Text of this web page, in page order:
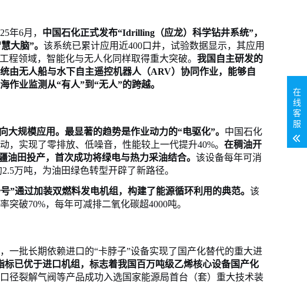
年6月， 中国石化正式发布“Idrilling（应龙）科学钻井系统”，
大脑”。 该系统已累计应用近400口井，试验数据显示，其应用
程领域，智能化与无人化同样取得重大突破。 我国自主研发的
无人船与水下自主遥控机器人（ARV）协同作业，能够自
业监测从“有人”到“无人”的跨越。
大规模应用。最显著的趋势是作业动力的“电驱化”。 中国石化
，实现了零排放、低噪音，性能较上一代提升40%。 在稠油开
油田投产，首次成功将绿电与热力采油结合。 该设备每年可消
万吨，为油田绿色转型开辟了新路径。
”通过加装双燃料发电机组，构建了能源循环利用的典范。 该
突破70%，每年可减排二氧化碳超4000吨。
，一批长期依赖进口的“卡脖子”设备实现了国产化替代的重大进
已优于进口机组，标志着我国百万吨级乙烯核心设备国产化
径裂解气阀等产品成功入选国家能源局首台（套）重大技术装
在
线
客
服